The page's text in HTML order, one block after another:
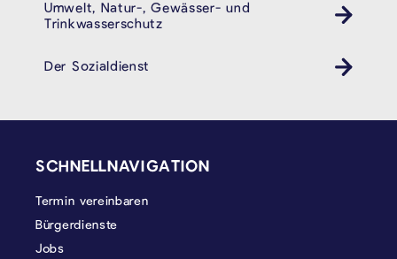
Umwelt, Natur-, Gewässer- und
Trinkwasserschutz
Der Sozialdienst
SCHNELLNAVIGATION
Termin vereinbaren
Bürgerdienste
Jobs